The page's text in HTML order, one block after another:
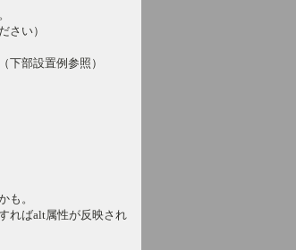
さい）
下部設置例参照）
も。
ればalt属性が反映され